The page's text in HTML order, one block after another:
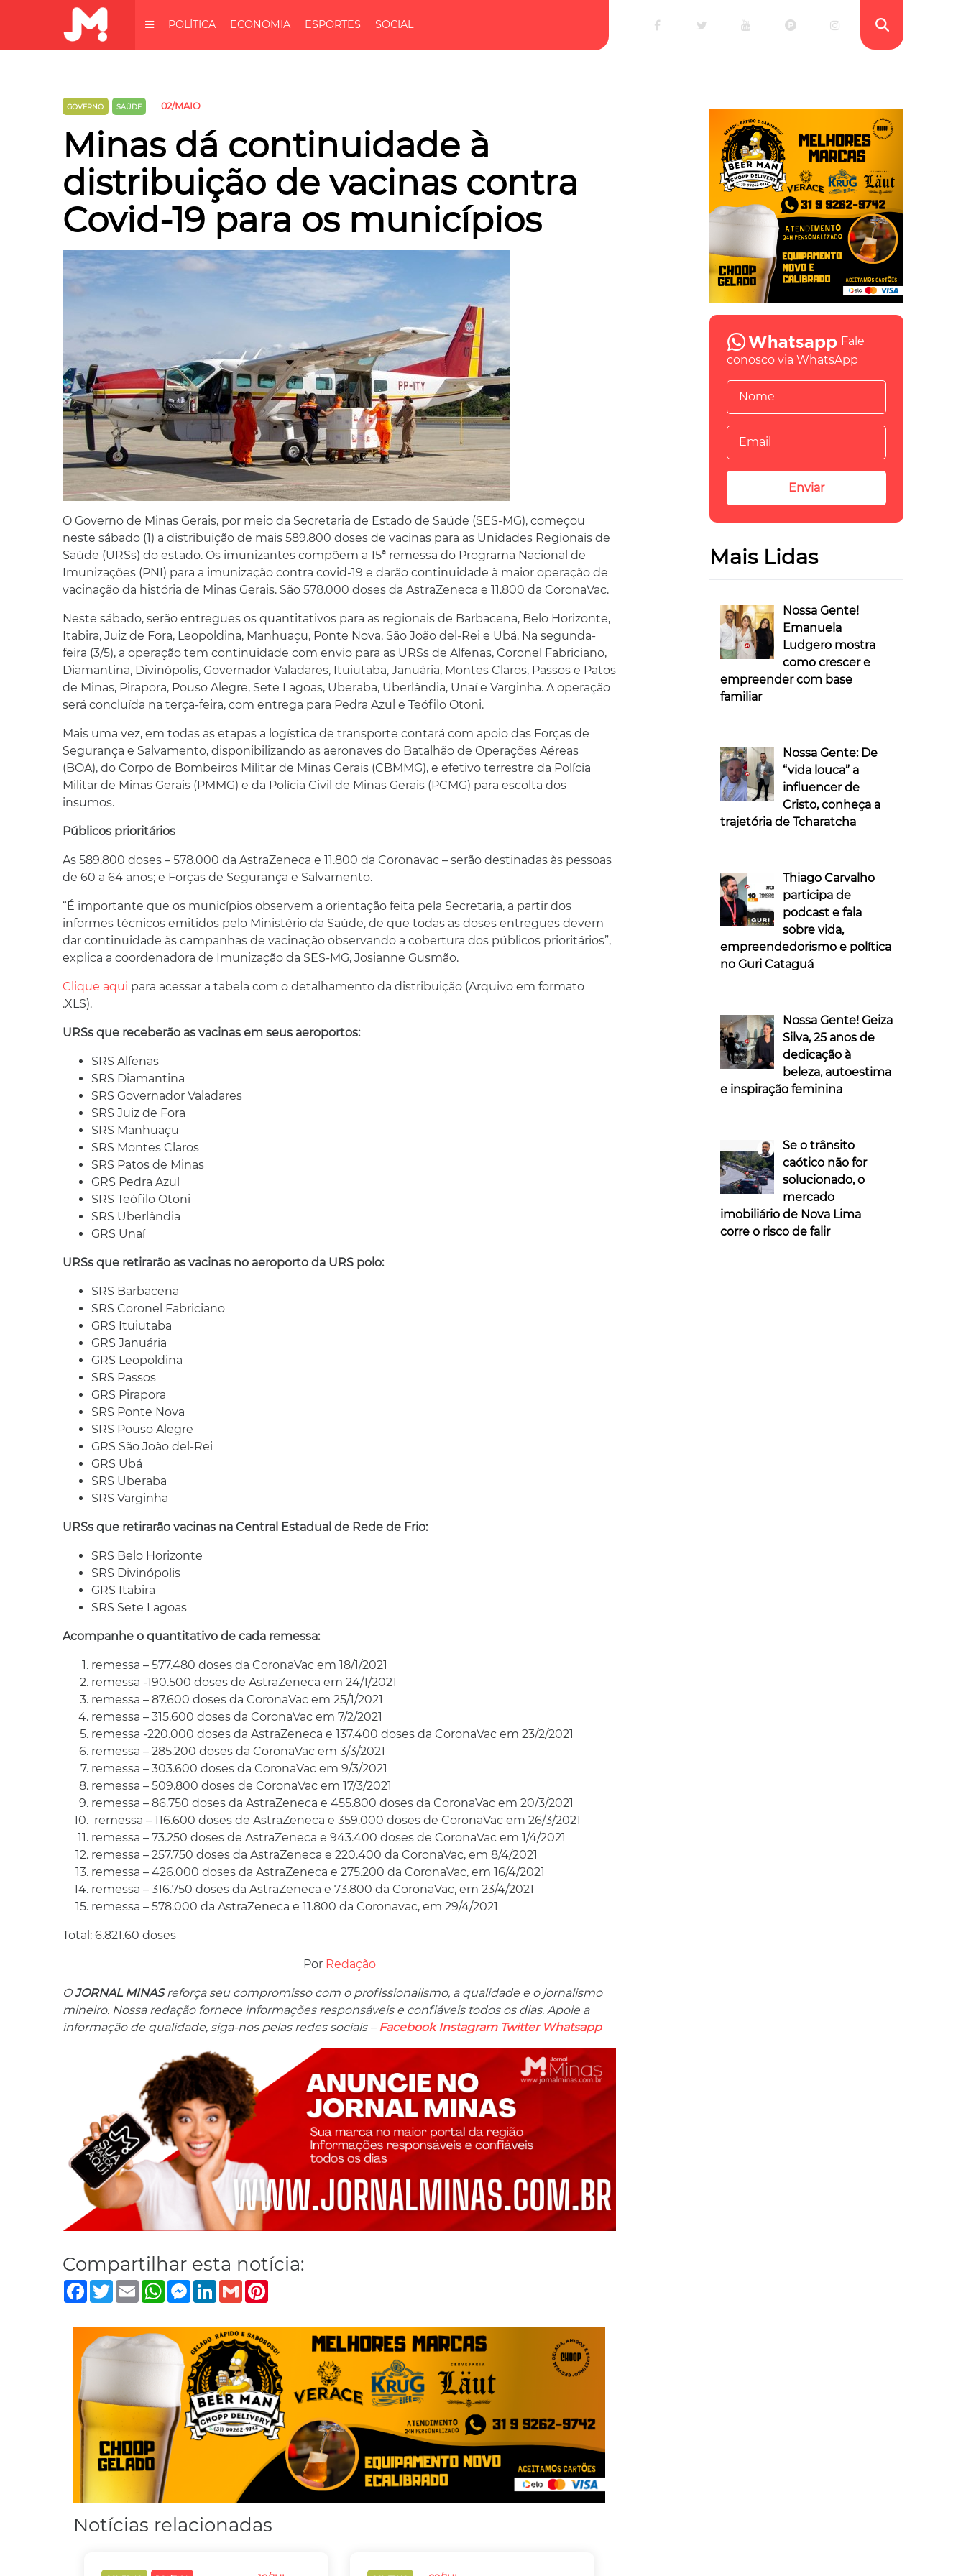
POLÍTICA ECONOMIA ESPORTES SOCIAL
GOVERNO SAÚDE 02/MAIO
Minas dá continuidade à
distribuição de vacinas contra
Covid-19 para os municípios
O Governo de Minas Gerais, por meio da Secretaria de Estado de Saúde (SES-MG), começou
neste sábado (1) a distribuição de mais 589.800 doses de vacinas para as Unidades Regionais de
Saúde (URSs) do estado. Os imunizantes compõem a 15ª remessa do Programa Nacional de
Imunizações (PNI) para a imunização contra covid-19 e darão continuidade à maior operação de
vacinação da história de Minas Gerais. São 578.000 doses da AstraZeneca e 11.800 da CoronaVac.
Neste sábado, serão entregues os quantitativos para as regionais de Barbacena, Belo Horizonte,
Itabira, Juiz de Fora, Leopoldina, Manhuaçu, Ponte Nova, São João del-Rei e Ubá. Na segunda-
feira (3/5), a operação tem continuidade com envio para as URSs de Alfenas, Coronel Fabriciano,
Diamantina, Divinópolis, Governador Valadares, Ituiutaba, Januária, Montes Claros, Passos e Patos
de Minas, Pirapora, Pouso Alegre, Sete Lagoas, Uberaba, Uberlândia, Unaí e Varginha. A operação
será concluída na terça-feira, com entrega para Pedra Azul e Teófilo Otoni.
Mais uma vez, em todas as etapas a logística de transporte contará com apoio das Forças de
Segurança e Salvamento, disponibilizando as aeronaves do Batalhão de Operações Aéreas
(BOA), do Corpo de Bombeiros Militar de Minas Gerais (CBMMG), e efetivo terrestre da Polícia
Militar de Minas Gerais (PMMG) e da Polícia Civil de Minas Gerais (PCMG) para escolta dos
insumos.
Públicos prioritários
As 589.800 doses – 578.000 da AstraZeneca e 11.800 da Coronavac – serão destinadas às pessoas
de 60 a 64 anos; e Forças de Segurança e Salvamento.
“É importante que os municípios observem a orientação feita pela Secretaria, a partir dos
informes técnicos emitidos pelo Ministério da Saúde, de que todas as doses entregues devem
dar continuidade às campanhas de vacinação observando a cobertura dos públicos prioritários”,
explica a coordenadora de Imunização da SES-MG, Josianne Gusmão.
Clique aqui para acessar a tabela com o detalhamento da distribuição (Arquivo em formato
.XLS).
URSs que receberão as vacinas em seus aeroportos:
SRS Alfenas
SRS Diamantina
SRS Governador Valadares
SRS Juiz de Fora
SRS Manhuaçu
SRS Montes Claros
SRS Patos de Minas
GRS Pedra Azul
SRS Teófilo Otoni
SRS Uberlândia
GRS Unaí
URSs que retirarão as vacinas no aeroporto da URS polo:
SRS Barbacena
SRS Coronel Fabriciano
GRS Ituiutaba
GRS Januária
GRS Leopoldina
SRS Passos
GRS Pirapora
SRS Ponte Nova
SRS Pouso Alegre
GRS São João del-Rei
GRS Ubá
SRS Uberaba
SRS Varginha
URSs que retirarão vacinas na Central Estadual de Rede de Frio:
SRS Belo Horizonte
SRS Divinópolis
GRS Itabira
SRS Sete Lagoas
Acompanhe o quantitativo de cada remessa:
remessa – 577.480 doses da CoronaVac em 18/1/2021
remessa -190.500 doses de AstraZeneca em 24/1/2021
remessa – 87.600 doses da CoronaVac em 25/1/2021
remessa – 315.600 doses da CoronaVac em 7/2/2021
remessa -220.000 doses da AstraZeneca e 137.400 doses da CoronaVac em 23/2/2021
remessa – 285.200 doses da CoronaVac em 3/3/2021
remessa – 303.600 doses da CoronaVac em 9/3/2021
remessa – 509.800 doses de CoronaVac em 17/3/2021
remessa – 86.750 doses da AstraZeneca e 455.800 doses da CoronaVac em 20/3/2021
remessa – 116.600 doses de AstraZeneca e 359.000 doses de CoronaVac em 26/3/2021
remessa – 73.250 doses de AstraZeneca e 943.400 doses de CoronaVac em 1/4/2021
remessa – 257.750 doses da AstraZeneca e 220.400 da CoronaVac, em 8/4/2021
remessa – 426.000 doses da AstraZeneca e 275.200 da CoronaVac, em 16/4/2021
remessa – 316.750 doses da AstraZeneca e 73.800 da CoronaVac, em 23/4/2021
remessa – 578.000 da AstraZeneca e 11.800 da Coronavac, em 29/4/2021
Total: 6.821.60 doses
Por Redação
OJORNAL MINASreforça seu compromisso com o profissionalismo, a qualidade e o jornalismo
mineiro. Nossa redação fornece informações responsáveis ​​e confiáveis ​​todos os dias. Apoie a
informação de qualidade, siga-nos pelas redes sociais – Facebook Instagram Twitter Whatsapp
Compartilhar esta notícia:
Facebook
TwitterEmailWhatsApp
Messenger
LinkedIn
Gmail
Notícias relacionadas
Fale
conosco via WhatsApp
Mais Lidas
Nossa Gente!
Emanuela
Ludgero mostra
como crescer e
empreender com base
familiar
Nossa Gente: De
“vida louca” a
influencer de
Cristo, conheça a
trajetória de Tcharatcha
Thiago Carvalho
participa de
podcast e fala
sobre vida,
empreendedorismo e política
no Guri Cataguá
Nossa Gente! Geiza
Silva, 25 anos de
dedicação à
beleza, autoestima
e inspiração feminina
Se o trânsito
caótico não for
solucionado, o
mercado
imobiliário de Nova Lima
corre o risco de falir